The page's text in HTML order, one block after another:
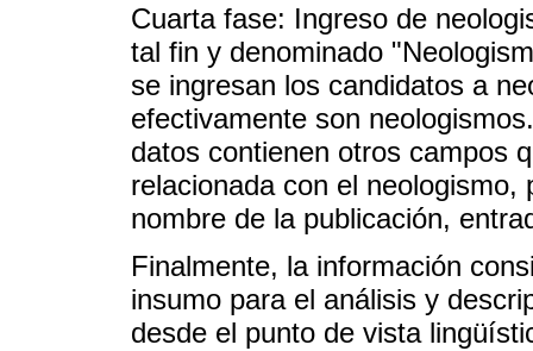
Cuarta fase: Ingreso de
tal fin y denominado
se ingresan los candidatos a
efectivamente son
datos contienen otros campos
relacionada con el
nombre de la publicación,
Finalmente, la información
insumo para el análisis y
desde el punto de vista